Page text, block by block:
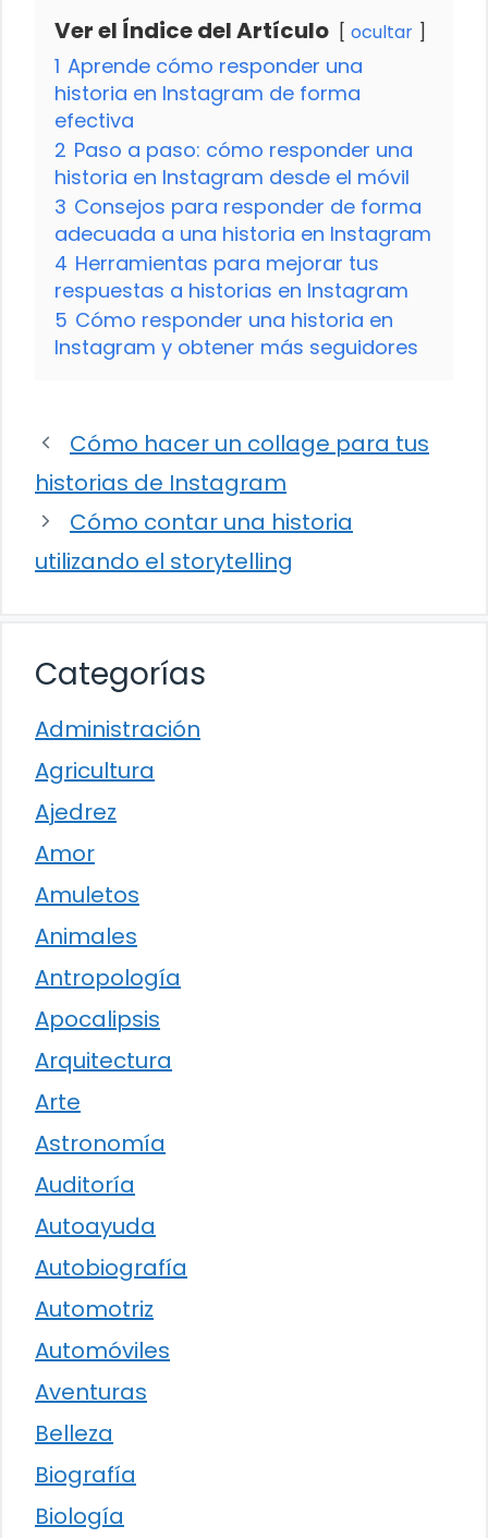
Ver el Índice del Artículo ocultar
1 Aprende cómo responder una
historia en Instagram de forma
efectiva
2 Paso a paso: cómo responder una
historia en Instagram desde el móvil
3 Consejos para responder de forma
adecuada a una historia en Instagram
4 Herramientas para mejorar tus
respuestas a historias en Instagram
5 Cómo responder una historia en
Instagram y obtener más seguidores
Cómo hacer un collage para tus
historias de Instagram
Cómo contar una historia
utilizando el storytelling
Categorías
Administración
Agricultura
Ajedrez
Amor
Amuletos
Animales
Antropología
Apocalipsis
Arquitectura
Arte
Astronomía
Auditoría
Autoayuda
Autobiografía
Automotriz
Automóviles
Aventuras
Belleza
Biografía
Biología